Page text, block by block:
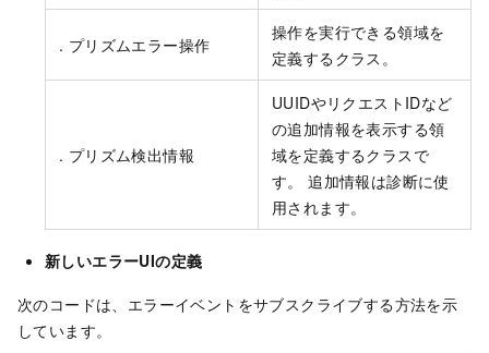
. プリズムエラー操作
操作を実行できる領域を
定義するクラス。
. プリズム検出情報
UUIDやリクエストIDなど
の追加情報を表示する領
域を定義するクラスで
す。 追加情報は診断に使
用されます。
新しいエラーUIの定義
次のコードは、エラーイベントをサブスクライブする方法を示
しています。